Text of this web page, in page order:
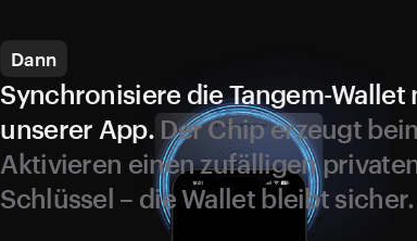
Dann
Synchronisiere die Tangem-Wallet
unserer App.Der Chip erzeugt
Aktivieren einen zufälligen
Schlüssel – die Wallet bleibt sicher.